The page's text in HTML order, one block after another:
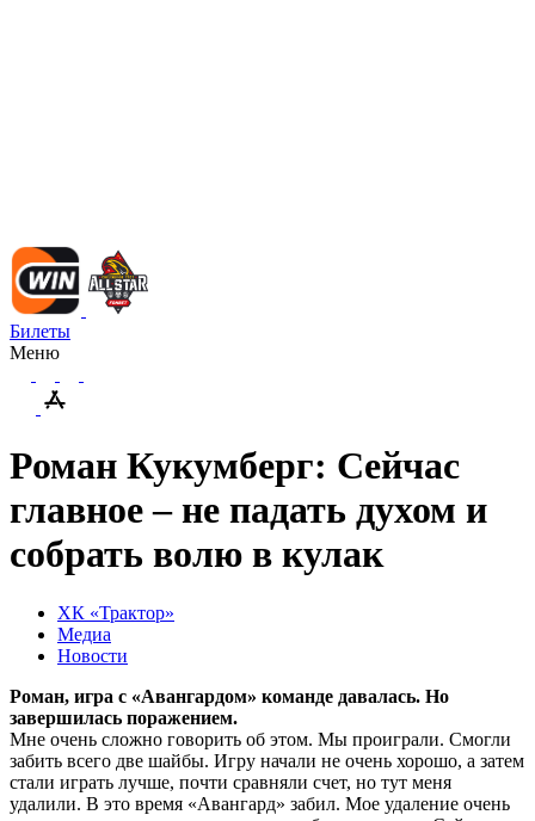
Билеты
Меню
Роман Кукумберг: Сейчас
главное – не падать духом и
собрать волю в кулак
ХК «Трактор»
Медиа
Новости
Роман, игра с «Авангардом» команде давалась. Но
завершилась поражением.
Мне очень сложно говорить об этом. Мы проиграли. Смогли
забить всего две шайбы. Игру начали не очень хорошо, а затем
стали играть лучше, почти сравняли счет, но тут меня
удалили. В это время «Авангард» забил. Мое удаление очень